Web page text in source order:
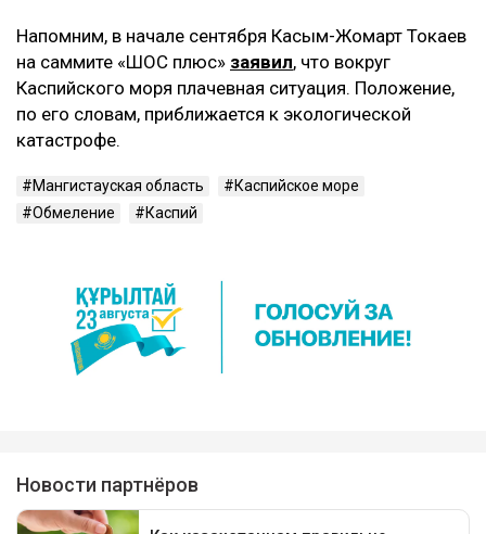
Напомним, в начале сентября Касым-Жомарт Токаев
на саммите «ШОС плюс» заявил, что вокруг
Каспийского моря плачевная ситуация. Положение,
по его словам, приближается к экологической
катастрофе.
Мангистауская область
Каспийское море
Обмеление
Каспий